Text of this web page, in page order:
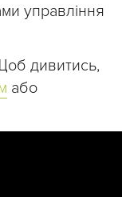
управління
дивитись,
або